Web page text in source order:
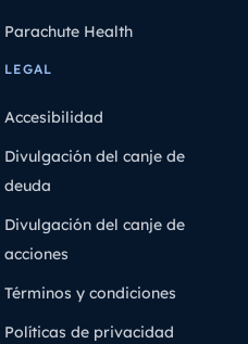
Parachute Health
LEGAL
Accesibilidad
Divulgación del canje de
deuda
Divulgación del canje de
acciones
Términos y condiciones
Políticas de privacidad